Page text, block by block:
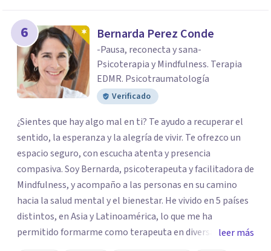
6 Bernarda Perez Conde
-Pausa, reconecta y sana-
Psicoterapia y Mindfulness. Terapia
EDMR. Psicotraumatología
Verificado
¿Sientes que hay algo mal en ti? Te ayudo a recuperar el
sentido, la esperanza y la alegría de vivir. Te ofrezco un
espacio seguro, con escucha atenta y presencia
compasiva. Soy Bernarda, psicoterapeuta y facilitadora de
Mindfulness, y acompaño a las personas en su camino
hacia la salud mental y el bienestar. He vivido en 5 países
distintos, en Asia y Latinoamérica, lo que me ha
permitido formarme como terapeuta en diversas
técnicas e idiomas y trabajar con personas de un amplio
leer más